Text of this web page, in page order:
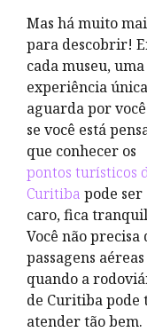
Mas há muito
para descobrir!
cada museu, uma
experiência única
aguarda por
se você está
que conhecer os
pontos turísticos
Curitiba pode ser
caro, fica
Você não precisa
passagens aéreas
quando a
de Curitiba pode
atender tão bem.